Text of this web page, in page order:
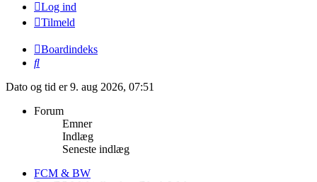
Log ind
Tilmeld
Boardindeks
Søg
Dato og tid er 9. aug 2026, 07:51
Forum
Emner
Indlæg
Seneste indlæg
FCM & BW